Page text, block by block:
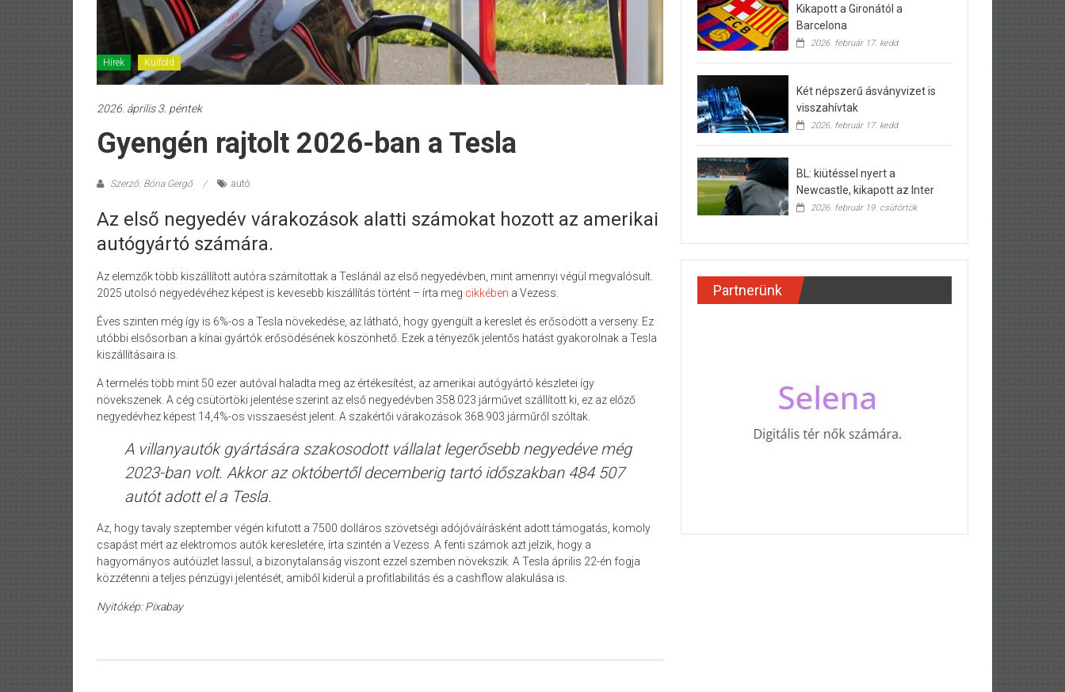
Hírek Külföld
2026. április 3. péntek
Gyengén rajtolt 2026-ban a Tesla
Szerző: Bóna Gergő autó
Az első negyedév várakozások alatti számokat hozott az amerikai
autógyártó számára.
Az elemzők több kiszállított autóra számítottak a Teslánál az első negyedévben, mint amennyi végül megvalósult.
2025 utolsó negyedévéhez képest is kevesebb kiszállítás történt – írta meg cikkében a Vezess.
Éves szinten még így is 6%-os a Tesla növekedése, az látható, hogy gyengült a kereslet és erősödött a verseny. Ez
utóbbi elsősorban a kínai gyártók erősödésének köszönhető. Ezek a tényezők jelentős hatást gyakorolnak a Tesla
kiszállításaira is.
A termelés több mint 50 ezer autóval haladta meg az értékesítést, az amerikai autógyártó készletei így
növekszenek. A cég csütörtöki jelentése szerint az első negyedévben 358.023 járművet szállított ki, ez az előző
negyedévhez képest 14,4%-os visszaesést jelent. A szakértői várakozások 368.903 járműről szóltak.
A villanyautók gyártására szakosodott vállalat legerősebb negyedéve még
2023-ban volt. Akkor az októbertől decemberig tartó időszakban 484 507
autót adott el a Tesla.
Az, hogy tavaly szeptember végén kifutott a 7500 dolláros szövetségi adójóváírásként adott támogatás, komoly
csapást mért az elektromos autók keresletére, írta szintén a Vezess. A fenti számok azt jelzik, hogy a
hagyományos autóüzlet lassul, a bizonytalanság viszont ezzel szemben növekszik. A Tesla április 22-én fogja
közzétenni a teljes pénzügyi jelentését, amiből kiderül a profitlabilitás és a cashflow alakulása is.
Nyitókép: Pixabay
Kikapott a Gironától a
Barcelona
2026. február 17. kedd
Két népszerű ásványvizet is
visszahívtak
2026. február 17. kedd
BL: kiütéssel nyert a
Newcastle, kikapott az Inter
2026. február 19. csütörtök
Partnerünk